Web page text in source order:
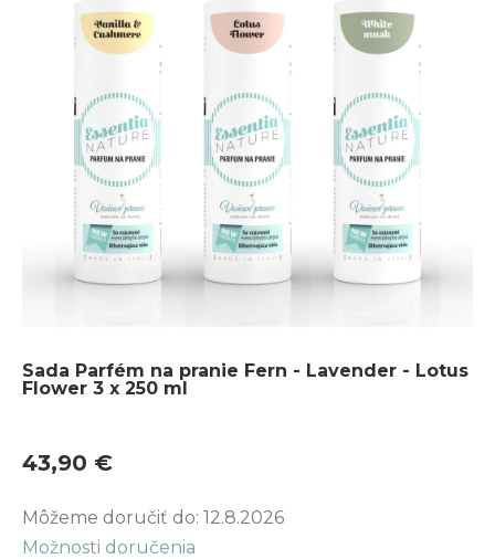
Sada Parfém na pranie Fern - Lavender - Lotus
Flower 3 x 250 ml
43,90 €
cena:
Môžeme doručiť do: 12.8.2026
Možnosti doručenia